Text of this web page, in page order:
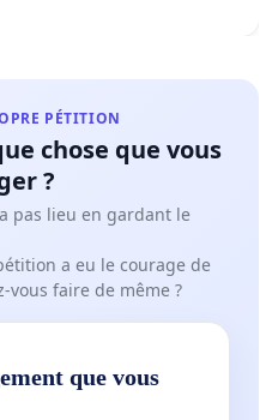
PÉTITION
chose que vous
?
pas lieu en gardant le
a eu le courage de
vous faire de même ?
que vous